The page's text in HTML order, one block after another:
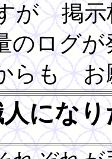
が 掲示
のログ
らも お
にな